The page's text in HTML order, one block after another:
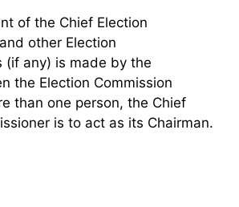
of the Chief Election
other Election
(if any) is made by the
the Election Commission
than one person, the Chief
is to act as its Chairman.